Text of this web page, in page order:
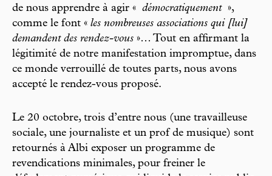
de nous apprendre à agir « démocratiquement »,
comme le font « les nombreuses associations qui [lui]
demandent des rendez-vous »… Tout en affirmant la
légitimité de notre manifestation impromptue, dans
ce monde verrouillé de toutes parts, nous avons
accepté le rendez-vous proposé.
Le 20 octobre, trois d’entre nous (une travailleuse
sociale, une journaliste et un prof de musique) sont
retournés à Albi exposer un programme de
revendications minimales, pour freiner le